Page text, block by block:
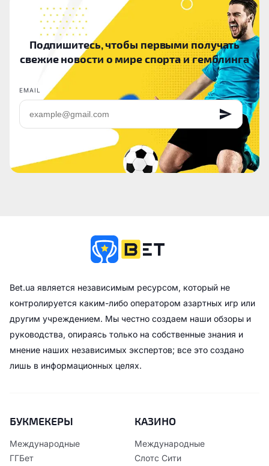
Подпишитесь, чтобы первыми получать
свежие новости о мире спорта и гемблинга
EMAIL
Bet.ua является независимым ресурсом, который не
контролируется каким-либо оператором азартных игр или
другим учреждением. Мы честно создаем наши обзоры и
руководства, опираясь только на собственные знания и
мнение наших независимых экспертов; все это создано
лишь в информационных целях.
БУКМЕКЕРЫ
Международные
ГГБет
КАЗИНО
Международные
Слотс Сити